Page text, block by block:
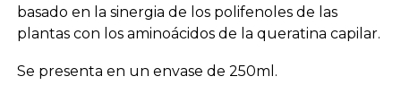
basado en la sinergia de los polifenoles de las
plantas con los aminoácidos de la queratina capilar.
Se presenta en un envase de 250ml.